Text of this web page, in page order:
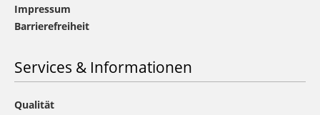
Impressum
Barrierefreiheit
Services & Informationen
Qualität